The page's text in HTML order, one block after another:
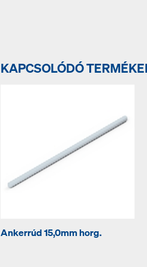
KAPCSOLÓDÓ
Ankerrúd 15,0mm horg.